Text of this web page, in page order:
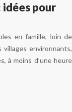
idées pour
en famille, loin de
villages environnants,
à moins d’une heure